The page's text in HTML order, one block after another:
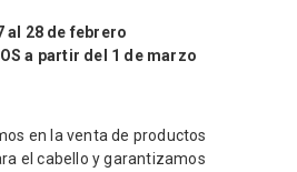
al 28 de febrero
a partir del 1 de marzo
en la venta de productos
el cabello y garantizamos